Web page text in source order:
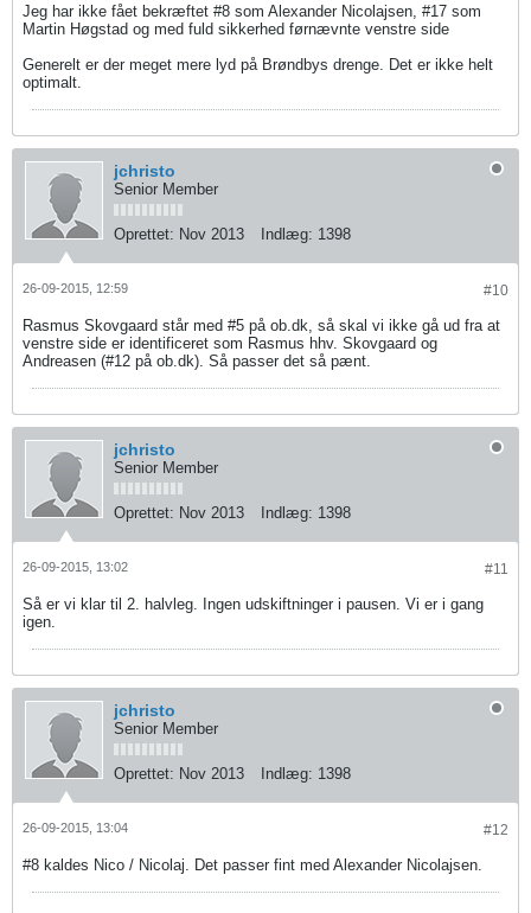
Jeg har ikke fået bekræftet #8 som Alexander Nicolajsen, #17 som
Martin Høgstad og med fuld sikkerhed førnævnte venstre side
Generelt er der meget mere lyd på Brøndbys drenge. Det er ikke helt
optimalt.
jchristo
Senior Member
Oprettet: Nov 2013 Indlæg: 1398
#10
26-09-2015, 12:59
Rasmus Skovgaard står med #5 på ob.dk, så skal vi ikke gå ud fra at
venstre side er identificeret som Rasmus hhv. Skovgaard og
Andreasen (#12 på ob.dk). Så passer det så pænt.
jchristo
Senior Member
Oprettet: Nov 2013 Indlæg: 1398
#11
26-09-2015, 13:02
Så er vi klar til 2. halvleg. Ingen udskiftninger i pausen. Vi er i gang
igen.
jchristo
Senior Member
Oprettet: Nov 2013 Indlæg: 1398
#12
26-09-2015, 13:04
#8 kaldes Nico / Nicolaj. Det passer fint med Alexander Nicolajsen.